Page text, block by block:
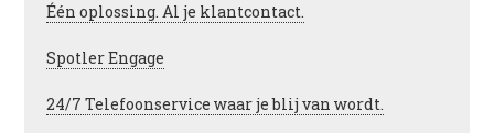
Één oplossing. Al je klantcontact.
Spotler Engage
24/7 Telefoonservice waar je blij van wordt.